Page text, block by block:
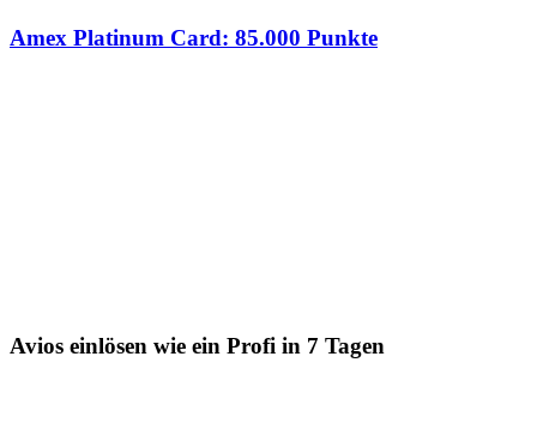
Amex Platinum Card: 85.000 Punkte
Avios einlösen wie ein Profi in 7 Tagen